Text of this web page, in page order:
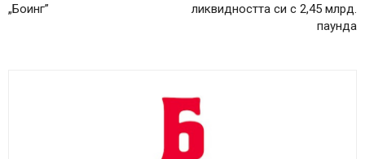
„Боинг”
ликвидността си с 2,45 млрд.
паунда